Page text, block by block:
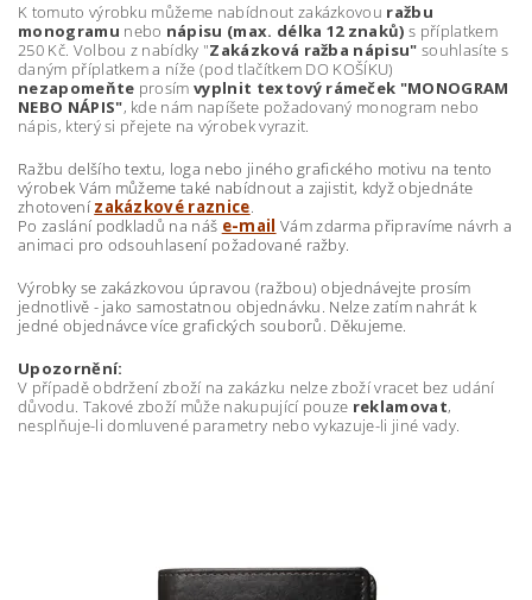
K tomuto výrobku můžeme nabídnout zakázkovou ražbu
monogramu nebo nápisu (max. délka 12 znaků)s příplatkem
250 Kč. Volbou z nabídky "Zakázková ražba nápisu"souhlasíte s
daným příplatkem a níže (pod tlačítkem DO KOŠÍKU)
nezapomeňte prosím vyplnit textový rámeček "MONOGRAM
NEBO NÁPIS", kde nám napíšete požadovaný monogram nebo
nápis, který si přejete na výrobek vyrazit.
Ražbu delšího textu, loga nebo jiného grafického motivu na tento
výrobek Vám můžeme také nabídnout a zajistit, když objednáte
zhotovení zakázkové raznice.
Po zaslání podkladů na náš e-mail Vám zdarma připravíme návrh a
animaci pro odsouhlasení požadované ražby.
Výrobky se zakázkovou úpravou (ražbou) objednávejte prosím
jednotlivě - jako samostatnou objednávku. Nelze zatím nahrát k
jedné objednávce více grafických souborů. Děkujeme.
Upozornění:
V případě obdržení zboží na zakázku nelze zboží vracet bez udání
důvodu. Takové zboží může nakupující pouze reklamovat,
nesplňuje-li domluvené parametry nebo vykazuje-li jiné vady.